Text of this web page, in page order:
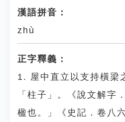
漢語拼音：
zhù
正字釋義：
1. 屋中直立以支持橫梁
「柱子」。《說文解字
楹也。」《史記．卷八